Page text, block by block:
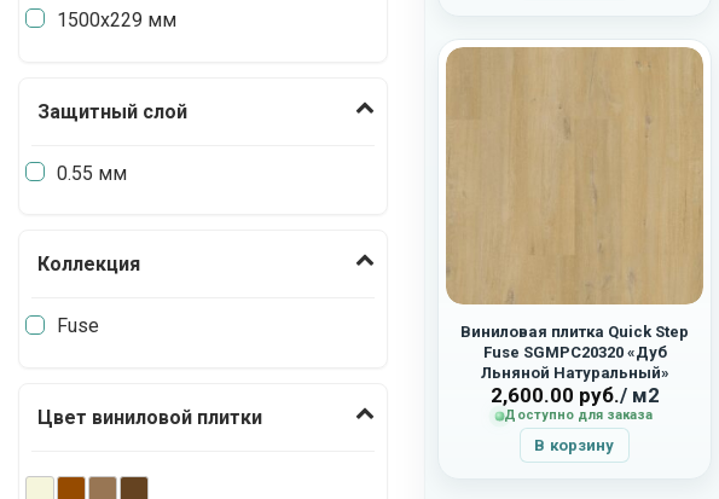
1500х229 мм
Защитный слой
0.55 мм
Коллекция
Fuse
Цвет виниловой плитки
Виниловая плитка Quick Step
Fuse SGMPC20320 «Дуб
Льняной Натуральный»
2,600.00 руб./ м2
Доступно для заказа
В корзину